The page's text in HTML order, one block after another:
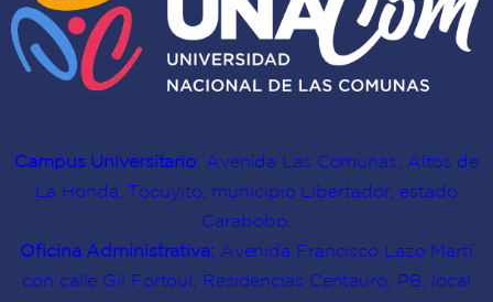
Campus Universitario: Avenida Las Comunas, Altos de
La Honda, Tocuyito, municipio Libertador, estado
Carabobo.
Oficina Administrativa: Avenida Francisco Lazo Martí
con calle Gil Fortoul, Residencias Centauro, PB, local